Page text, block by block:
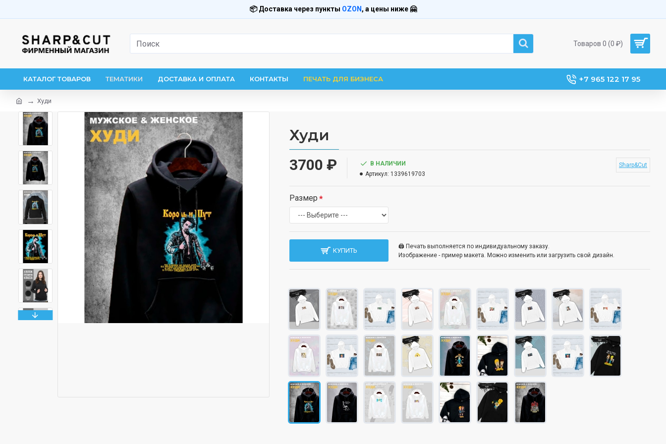
📦 Доставка через пункты OZON , а цены ниже 🤗
Товаров 0 (0 ₽)
КАТАЛОГ ТОВАРОВ ТЕМАТИКИ ДОСТАВКА И ОПЛАТА КОНТАКТЫ ПЕЧАТЬ ДЛЯ БИЗНЕСА +7 965 122 17 95
Худи
Худи
3700 ₽
В НАЛИЧИИ
Артикул: 1339619703
Sharp&Cut
Размер
КУПИТЬ
🖨️ Печать выполняется по индивидуальному заказу.
Изображение - пример макета. Можно изменить или загрузить свой дизайн.